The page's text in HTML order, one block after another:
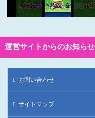
運営サイトからのお知らせ
お問い合わせ
サイトマップ